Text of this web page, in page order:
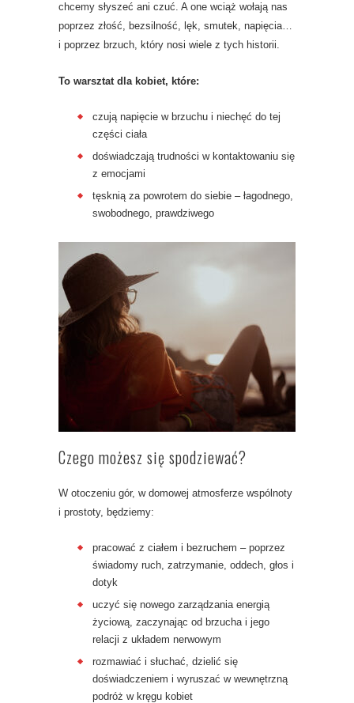
chcemy słyszeć ani czuć. A one wciąż wołają nas
poprzez złość, bezsilność, lęk, smutek, napięcia…
i poprzez brzuch, który nosi wiele z tych historii.
To warsztat dla kobiet, które:
czują napięcie w brzuchu i niechęć do tej
części ciała
doświadczają trudności w kontaktowaniu się
z emocjami
tęsknią za powrotem do siebie – łagodnego,
swobodnego, prawdziwego
Czego możesz się spodziewać?
W otoczeniu gór, w domowej atmosferze wspólnoty
i prostoty, będziemy:
pracować z ciałem i bezruchem – poprzez
świadomy ruch, zatrzymanie, oddech, głos i
dotyk
uczyć się nowego zarządzania energią
życiową, zaczynając od brzucha i jego
relacji z układem nerwowym
rozmawiać i słuchać, dzielić się
doświadczeniem i wyruszać w wewnętrzną
podróż w kręgu kobiet